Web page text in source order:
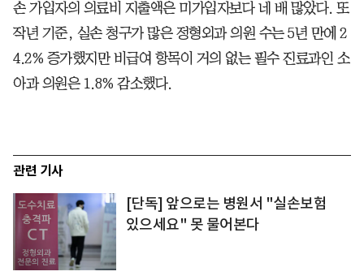
손 가입자의 의료비 지출액은 미가입자보다 네 배 많았다. 또
작년 기준, 실손 청구가 많은 정형외과 의원 수는 5년 만에 2
4.2% 증가했지만 비급여 항목이 거의 없는 필수 진료과인 소
아과 의원은 1.8% 감소했다.
관련 기사
[단독] 앞으로는 병원서 "실손보험
있으세요" 못 물어본다